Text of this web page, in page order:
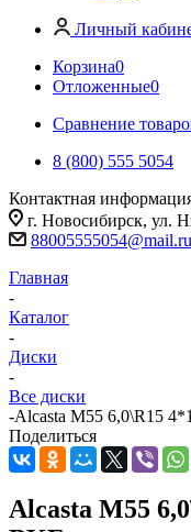
Личный
Корзина0
Отложенные0
Сравнение
8 (800) 555 5054
Контактная
г. Новосибирск, ул.
88005555054@mail.ru
Главная
-
Каталог
-
Диски
-
Все диски
-Alcasta M55 6,0\R15
Поделиться
Alcasta M55